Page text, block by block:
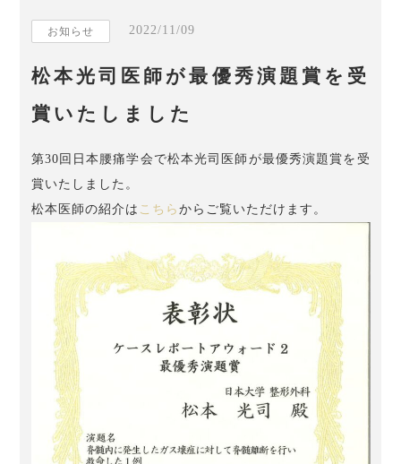
お知らせ 2022/11/09
松本光司医師が最優秀演題賞を受
賞いたしました
第30回日本腰痛学会で松本光司医師が最優秀演題賞を受
賞いたしました。
松本医師の紹介は こちら からご覧いただけます。